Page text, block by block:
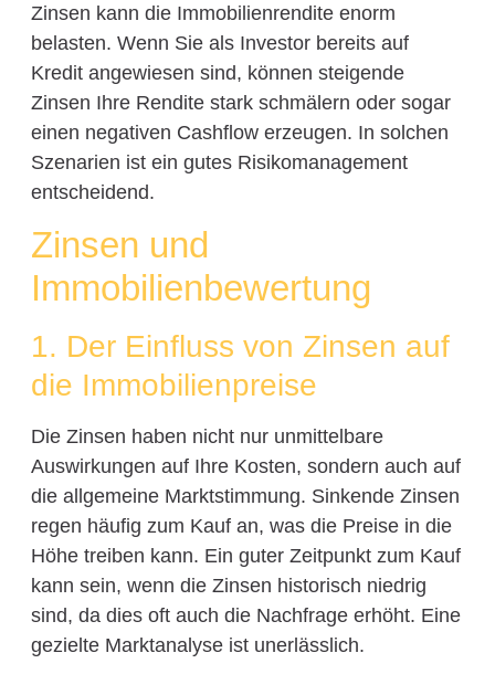
Zinsen kann die Immobilienrendite enorm
belasten. Wenn Sie als Investor bereits auf
Kredit angewiesen sind, können steigende
Zinsen Ihre Rendite stark schmälern oder sogar
einen negativen Cashflow erzeugen. In solchen
Szenarien ist ein gutes Risikomanagement
entscheidend.
Zinsen und
Immobilienbewertung
1. Der Einfluss von Zinsen auf
die Immobilienpreise
Die Zinsen haben nicht nur unmittelbare
Auswirkungen auf Ihre Kosten, sondern auch auf
die allgemeine Marktstimmung. Sinkende Zinsen
regen häufig zum Kauf an, was die Preise in die
Höhe treiben kann. Ein guter Zeitpunkt zum Kauf
kann sein, wenn die Zinsen historisch niedrig
sind, da dies oft auch die Nachfrage erhöht. Eine
gezielte Marktanalyse ist unerlässlich.